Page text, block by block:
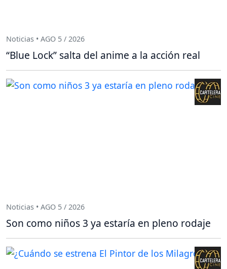
Noticias • AGO 5 / 2026
“Blue Lock” salta del anime a la acción real
Noticias • AGO 5 / 2026
Son como niños 3 ya estaría en pleno rodaje